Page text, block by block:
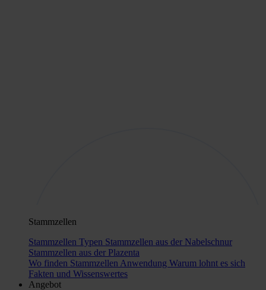
Stammzellen
Stammzellen Typen Stammzellen aus der Nabelschnur
Stammzellen aus der Plazenta
Wo finden Stammzellen Anwendung Warum lohnt es sich
Fakten und Wissenswertes
Angebot